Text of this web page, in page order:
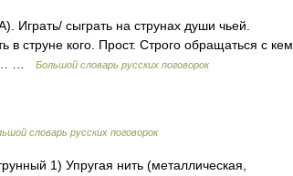
сыграть на струнах души чьей.
в струне кого. Прост. Строго обращаться с кем
…
Большой словарь русских поговорок
словарь русских поговорок
1) Упругая нить (металлическая,